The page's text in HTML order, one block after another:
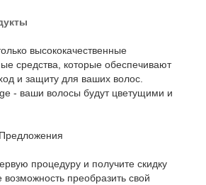
высококачественные
средства, которые обеспечивают
и защиту для ваших волос.
- ваши волосы будут цветущими и
процедуру и получите скидку
возможность преобразить свой